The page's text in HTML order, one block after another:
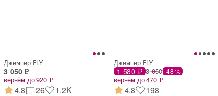
Джемпер FLY
3 050 ₽
вернём до 920 ₽
4.8 26 1.2K
Джемпер FLY
1 580 ₽ 3 050 -48 %
вернём до 470 ₽
4.8 198